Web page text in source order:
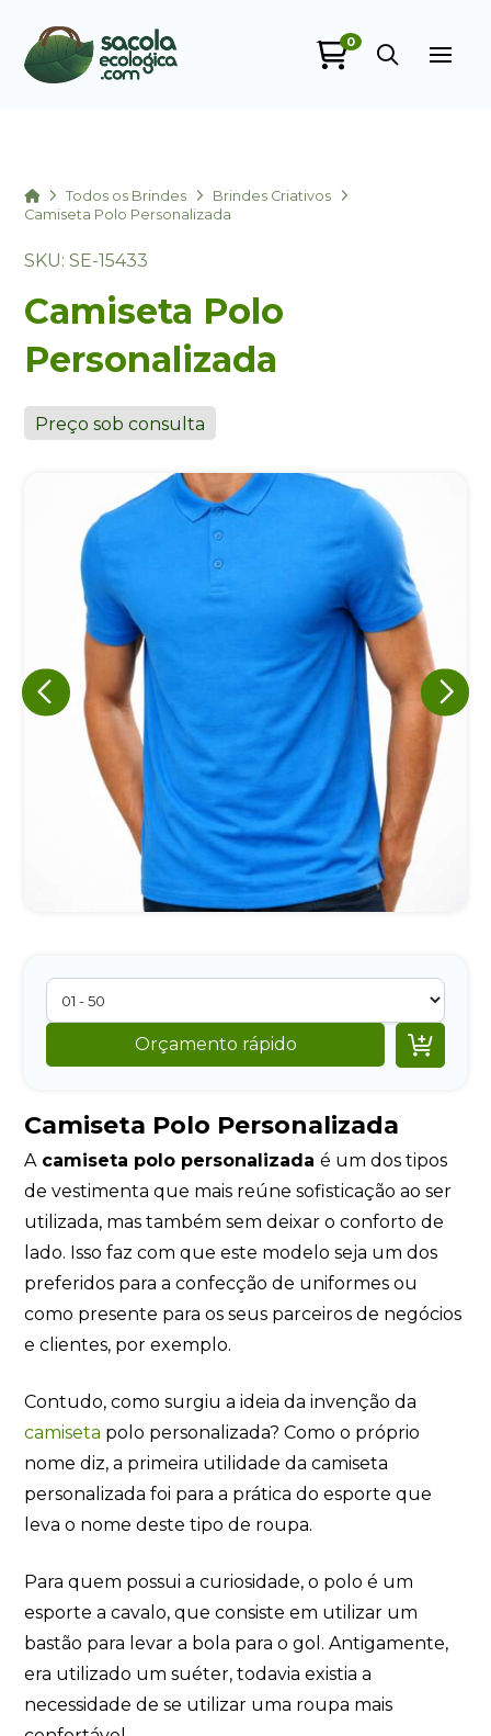
0
HomeTodos os Brindes
Brindes Criativos
Camiseta Polo Personalizada
SKU: SE-15433
Camiseta Polo
Personalizada
Preço sob consulta
Orçamento rápido 
Camiseta Polo Personalizada
A camiseta polo personalizadaé um dos tipos
de vestimenta que mais reúne sofisticação ao ser
utilizada, mas também sem deixar o conforto de
lado. Isso faz com que este modelo seja um dos
preferidos para a confecção de uniformes ou
como presente para os seus parceiros de negócios
e clientes, por exemplo.
Contudo, como surgiu a ideia da invenção da
camiseta polo personalizada? Como o próprio
nome diz, a primeira utilidade da camiseta
personalizada foi para a prática do esporte que
leva o nome deste tipo de roupa.
Para quem possui a curiosidade, o polo é um
esporte a cavalo, que consiste em utilizar um
bastão para levar a bola para o gol. Antigamente,
era utilizado um suéter, todavia existia a
necessidade de se utilizar uma roupa mais
+55
Eu concordo em receber comunicações.
A nossa empresa está comprometida a proteger e respeitar
sua privacidade, utilizaremos seus dados apenas para fins
de marketing. Você pode alterar suas preferências a
qualquer momento.
Iniciar conversa